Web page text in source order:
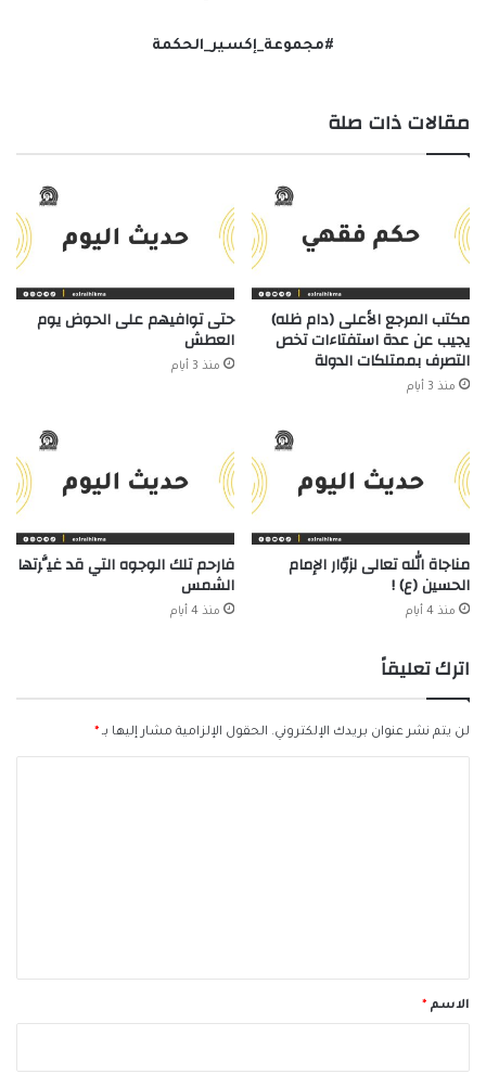
#مجموعة_إكسير_الحكمة
مقالات ذات صلة
مكتب المرجع الأعلى (دام ظله)
يجيب عن عدة استفتاءات تخص
التصرف بممتلكات الدولة
منذ 3 أيام
حتى توافيهم على الحوض يوم
العطش
منذ 3 أيام
مناجاة الله تعالى لزوّار الإمام
الحسين (ع) !
منذ 4 أيام
فارحم تلك الوجوه التي قد غيَّرتها
الشمس
منذ 4 أيام
اترك تعليقاً
لن يتم نشر عنوان بريدك الإلكتروني. الحقول الإلزامية مشار إليها بـ *
*الاسم *